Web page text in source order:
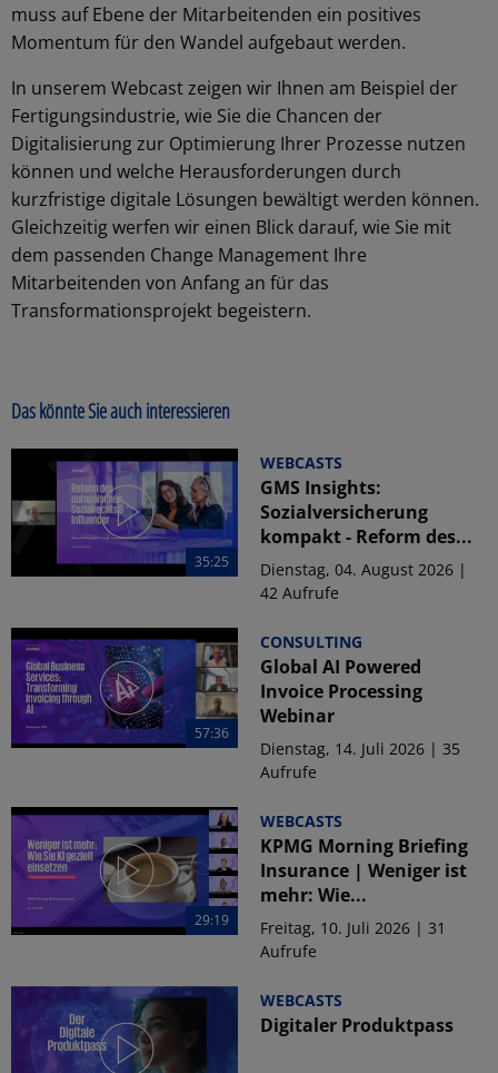
muss auf Ebene der Mitarbeitenden ein positives
Momentum für den Wandel aufgebaut werden.
In unserem Webcast zeigen wir Ihnen am Beispiel der
Fertigungsindustrie, wie Sie die Chancen der
Digitalisierung zur Optimierung Ihrer Prozesse nutzen
können und welche Herausforderungen durch
kurzfristige digitale Lösungen bewältigt werden können.
Gleichzeitig werfen wir einen Blick darauf, wie Sie mit
dem passenden Change Management Ihre
Mitarbeitenden von Anfang an für das
Transformationsprojekt begeistern.
Das könnte Sie auch interessieren
35:25
WEBCASTS
GMS Insights:
Sozialversicherung
kompakt - Reform des...
Dienstag, 04. August 2026 |
42 Aufrufe
57:36
CONSULTING
Global AI Powered
Invoice Processing
Webinar
Dienstag, 14. Juli 2026 | 35
Aufrufe
29:19
WEBCASTS
KPMG Morning Briefing
Insurance | Weniger ist
mehr: Wie...
Freitag, 10. Juli 2026 | 31
Aufrufe
WEBCASTS
Digitaler Produktpass